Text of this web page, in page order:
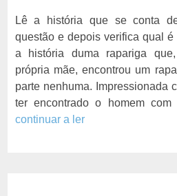
Lê a história que se conta
questão e depois verifica qual
a história duma rapariga
própria mãe, encontrou um
parte nenhuma. Impressionada
ter encontrado o homem
continuar a ler